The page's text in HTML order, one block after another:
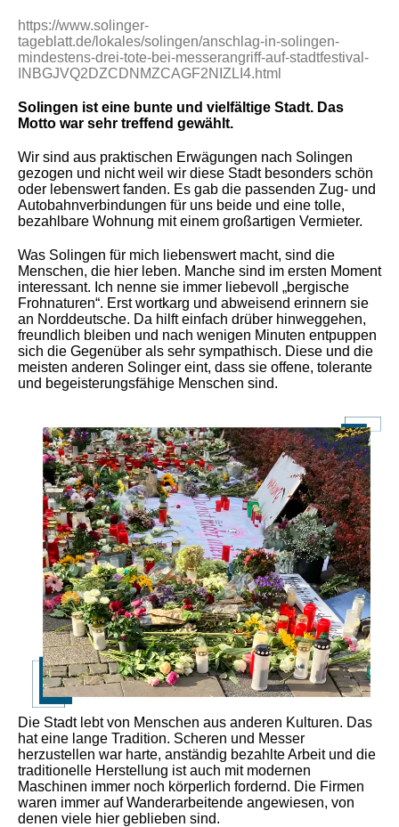
https://www.solinger-
tageblatt.de/lokales/solingen/anschlag-in-solingen-
mindestens-drei-tote-bei-messerangriff-auf-stadtfestival-
INBGJVQ2DZCDNMZCAGF2NIZLI4.html
Solingen ist eine bunte und vielfältige Stadt. Das
Motto war sehr treffend gewählt.
Wir sind aus praktischen Erwägungen nach Solingen
gezogen und nicht weil wir diese Stadt besonders schön
oder lebenswert fanden. Es gab die passenden Zug- und
Autobahnverbindungen für uns beide und eine tolle,
bezahlbare Wohnung mit einem großartigen Vermieter.
Was Solingen für mich liebenswert macht, sind die
Menschen, die hier leben. Manche sind im ersten Moment
interessant. Ich nenne sie immer liebevoll „bergische
Frohnaturen“. Erst wortkarg und abweisend erinnern sie
an Norddeutsche. Da hilft einfach drüber hinweggehen,
freundlich bleiben und nach wenigen Minuten entpuppen
sich die Gegenüber als sehr sympathisch. Diese und die
meisten anderen Solinger eint, dass sie offene, tolerante
und begeisterungsfähige Menschen sind.
Die Stadt lebt von Menschen aus anderen Kulturen. Das
hat eine lange Tradition. Scheren und Messer
herzustellen war harte, anständig bezahlte Arbeit und die
traditionelle Herstellung ist auch mit modernen
Maschinen immer noch körperlich fordernd. Die Firmen
waren immer auf Wanderarbeitende angewiesen, von
denen viele hier geblieben sind.